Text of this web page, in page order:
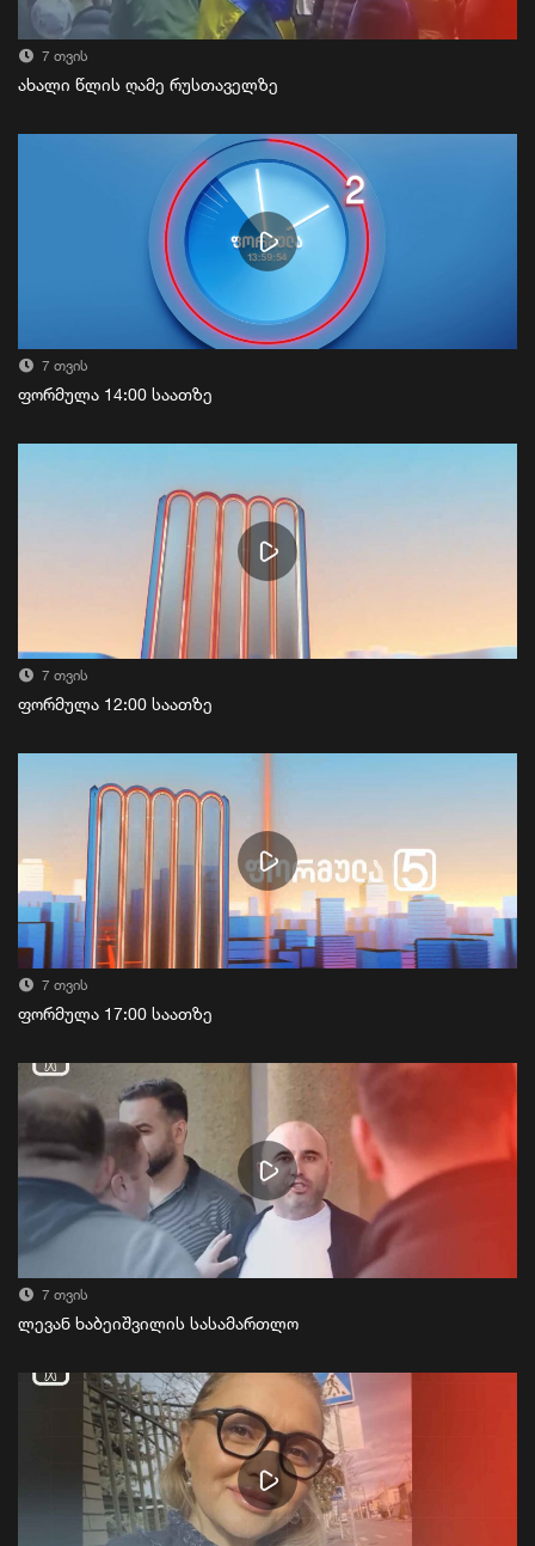
7 თვის
ახალი წლის ღამე რუსთაველზე
7 თვის
ფორმულა 14:00 საათზე
7 თვის
ფორმულა 12:00 საათზე
7 თვის
ფორმულა 17:00 საათზე
7 თვის
ლევან ხაბეიშვილის სასამართლო